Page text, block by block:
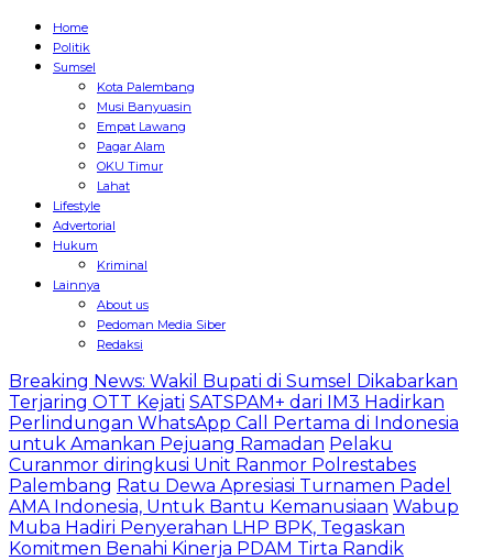
Home
Politik
Sumsel
Kota Palembang
Musi Banyuasin
Empat Lawang
Pagar Alam
OKU Timur
Lahat
Lifestyle
Advertorial
Hukum
Kriminal
Lainnya
About us
Pedoman Media Siber
Redaksi
Breaking News: Wakil Bupati di Sumsel Dikabarkan
Terjaring OTT Kejati SATSPAM+ dari IM3 Hadirkan
Perlindungan WhatsApp Call Pertama di Indonesia
untuk Amankan Pejuang Ramadan Pelaku
Curanmor diringkusi Unit Ranmor Polrestabes
Palembang Ratu Dewa Apresiasi Turnamen Padel
AMA Indonesia, Untuk Bantu Kemanusiaan Wabup
Muba Hadiri Penyerahan LHP BPK, Tegaskan
Komitmen Benahi Kinerja PDAM Tirta Randik